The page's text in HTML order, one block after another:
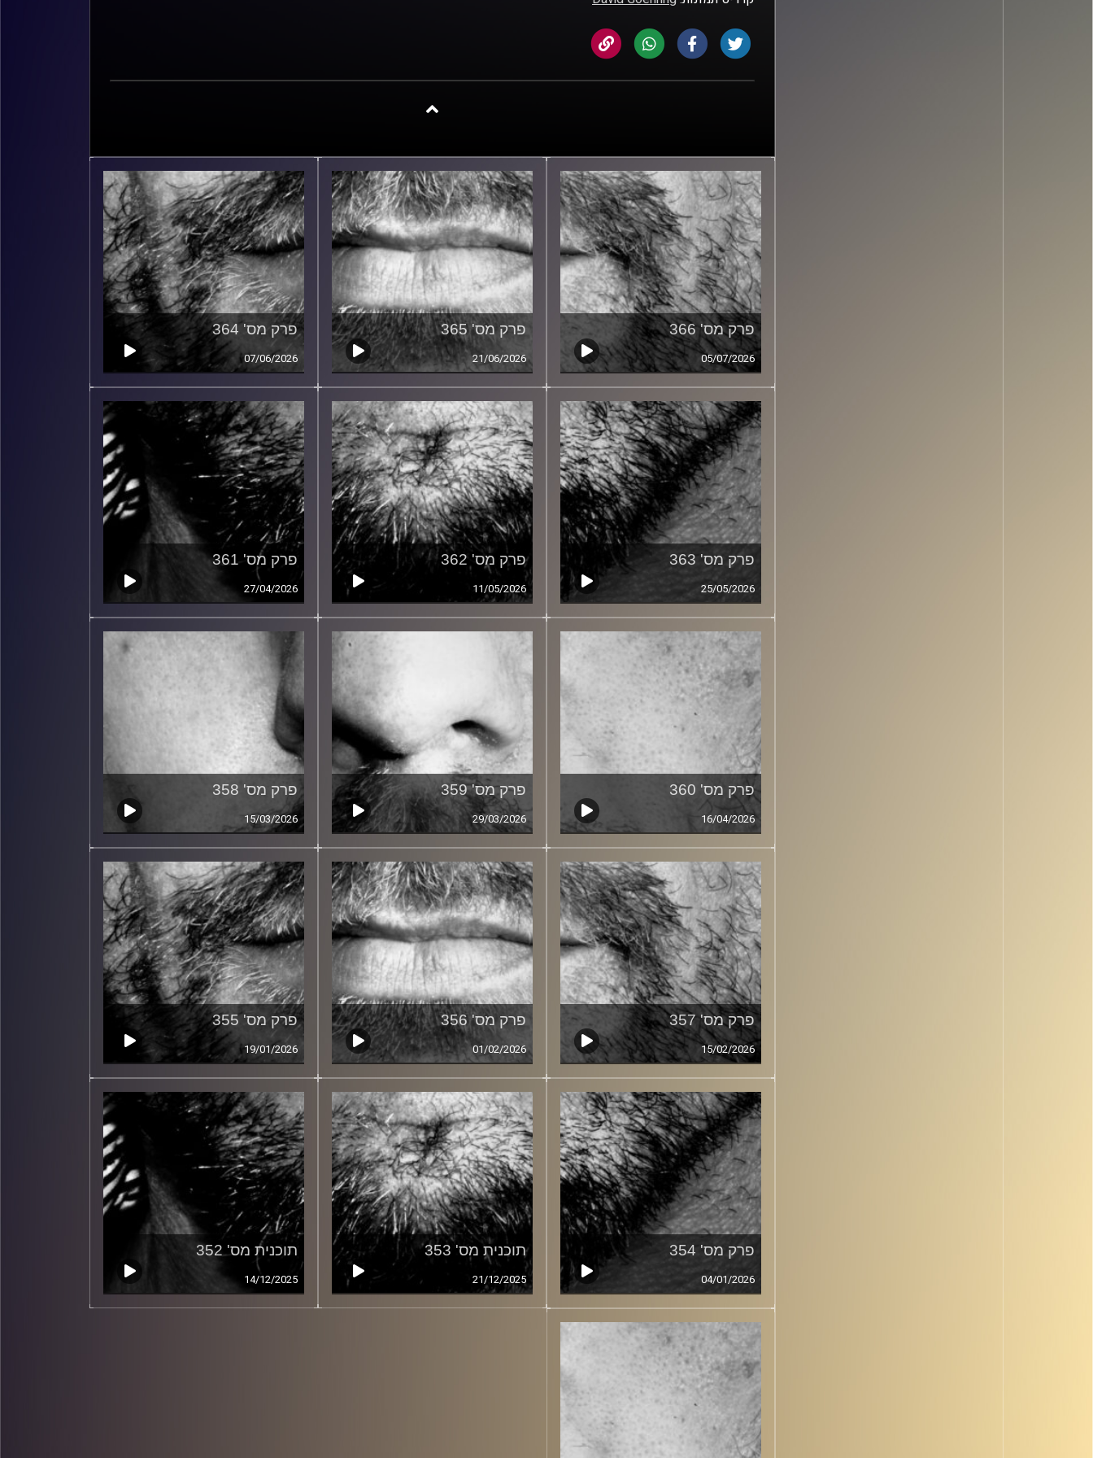
פרק מס' 366
05/07/2026
פרק מס' 365
21/06/2026
פרק מס' 364
07/06/2026
פרק מס' 363
25/05/2026
פרק מס' 362
11/05/2026
פרק מס' 361
27/04/2026
פרק מס' 360
16/04/2026
פרק מס' 359
29/03/2026
פרק מס' 358
15/03/2026
פרק מס' 357
15/02/2026
פרק מס' 356
01/02/2026
פרק מס' 355
19/01/2026
פרק מס' 354
04/01/2026
תוכנית מס' 353
21/12/2025
תוכנית מס' 352
14/12/2025